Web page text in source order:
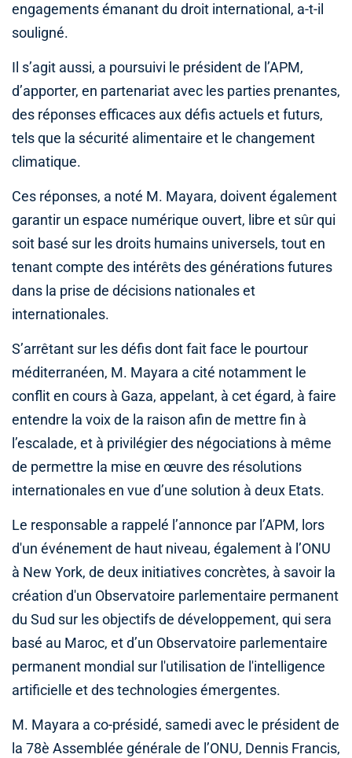
engagements émanant du droit international, a-t-il
souligné.
Il s’agit aussi, a poursuivi le président de l’APM,
d’apporter, en partenariat avec les parties prenantes,
des réponses efficaces aux défis actuels et futurs,
tels que la sécurité alimentaire et le changement
climatique.
Ces réponses, a noté M. Mayara, doivent également
garantir un espace numérique ouvert, libre et sûr qui
soit basé sur les droits humains universels, tout en
tenant compte des intérêts des générations futures
dans la prise de décisions nationales et
internationales.
S’arrêtant sur les défis dont fait face le pourtour
méditerranéen, M. Mayara a cité notamment le
conflit en cours à Gaza, appelant, à cet égard, à faire
entendre la voix de la raison afin de mettre fin à
l’escalade, et à privilégier des négociations à même
de permettre la mise en œuvre des résolutions
internationales en vue d’une solution à deux Etats.
Le responsable a rappelé l’annonce par l’APM, lors
d'un événement de haut niveau, également à l’ONU
à New York, de deux initiatives concrètes, à savoir la
création d'un Observatoire parlementaire permanent
du Sud sur les objectifs de développement, qui sera
basé au Maroc, et d’un Observatoire parlementaire
permanent mondial sur l'utilisation de l'intelligence
artificielle et des technologies émergentes.
M. Mayara a co-présidé, samedi avec le président de
la 78è Assemblée générale de l’ONU, Dennis Francis,